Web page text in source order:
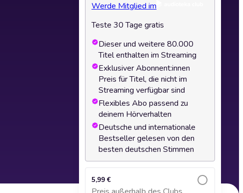
Werde Mitglied im
Teste 30 Tage gratis
Dieser und weitere 80.000
Titel enthalten im Streaming
Exklusiver Abonnent:innen
Preis für Titel, die nicht im
Streaming verfügbar sind
Flexibles Abo passend zu
deinem Hörverhalten
Deutsche und internationale
Bestseller gelesen von den
besten deutschen Stimmen
5,99 €